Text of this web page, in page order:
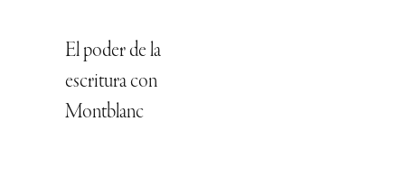
El poder de la
escritura con
Montblanc